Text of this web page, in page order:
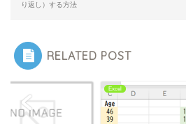
り返し）する方法
RELATED POST
Excel